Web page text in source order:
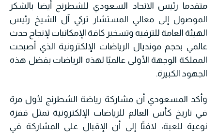
متقدما رئيس الاتحاد السعودي للشطرنج أيضا بالشكر
الموصول إلى معالي المستشار تركي آل الشيخ رئيس
الهيئة العامة للترفيه وتسخير كافة الإمكانيات لإنجاح حدث
عالمي بحجم مونديال الرياضات الإلكترونية الذي أصبحت
المملكة الوجهة الأولى عالميًا لهذه الرياضات بفضل هذه
الجهود الكبيرة.
وأكد المسعودي أن مشاركة رياضة الشطرنج لأول مرة
في تاريخ كأس العالم للرياضات الإلكترونية تمثل قفزة
نوعية للعبة، لافتًا إلى أن الإقبال على المشاركة في